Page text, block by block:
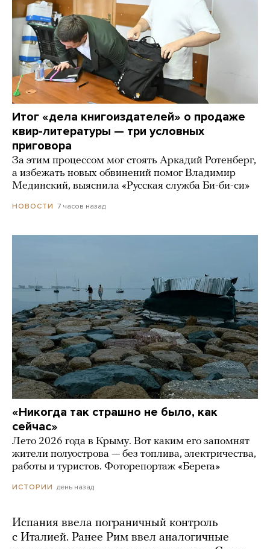
Итог «дела книгоиздателей» о продаже
квир-литературы — три условных
приговора
За этим процессом мог стоять Аркадий Ротенберг,
а избежать новых обвинений помог Владимир
Мединский, выяснила «Русская служба Би-би-си»
НОВОСТИ 7 часов назад
«Никогда так страшно не было, как
сейчас»
Лето 2026 года в Крыму. Вот каким его запомнят
жители полуострова — без топлива, электричества,
работы и туристов. Фоторепортаж «Берега»
ИСТОРИИ день назад
Испания ввела пограничный контроль
с Италией. Ранее Рим ввел аналогичные